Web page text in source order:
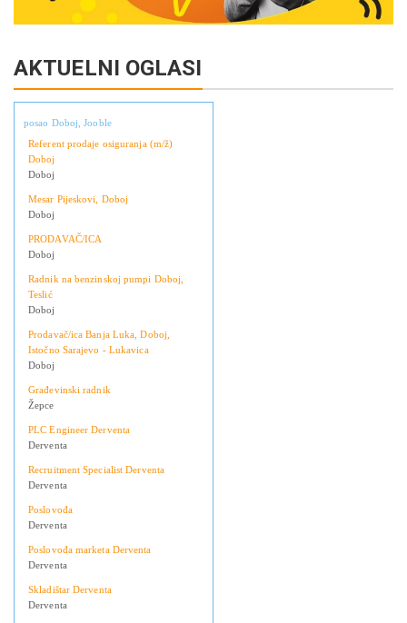
AKTUELNI OGLASI
posao Doboj, Jooble
Referent prodaje osiguranja (m/ž)
Doboj
Doboj
Mesar Pijeskovi, Doboj
Doboj
PRODAVAČ/ICA
Doboj
Radnik na benzinskoj pumpi Doboj,
Teslić
Doboj
Prodavač/ica Banja Luka, Doboj,
Istočno Sarajevo - Lukavica
Doboj
Građevinski radnik
Žepce
PLC Engineer Derventa
Derventa
Recruitment Specialist Derventa
Derventa
Poslovođa
Derventa
Poslovođa marketa Derventa
Derventa
Skladištar Derventa
Derventa